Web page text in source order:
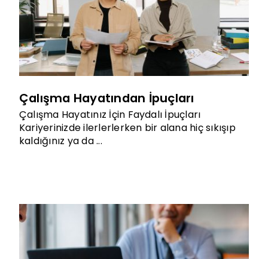
Çalışma Hayatından İpuçları
Çalışma Hayatınız İçin Faydalı İpuçları
Kariyerinizde ilerlerlerken bir alana hiç sıkışıp
kaldığınız ya da ...